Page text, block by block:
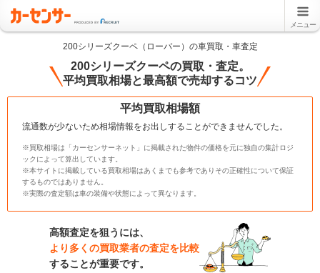
メニュー
200シリーズクーペ（ローバー）の車買取・車査定
200シリーズクーペの買取・査定。
平均買取相場と最高額で売却するコツ
平均買取相場額
流通数が少ないため相場情報をお出しすることができませんでした。
※買取相場は「カーセンサーネット」に掲載された物件の価格を元に独自の集計ロジ
ックによって算出しています。
※本サイトに掲載している買取相場はあくまでも参考でありその正確性について保証
するものではありません。
※実際の査定額は車の装備や状態によって異なります。
高額査定を狙うには、
より多くの買取業者の査定を比較
することが重要です。